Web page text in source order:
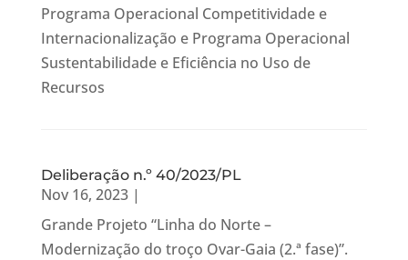
Programa Operacional Competitividade e
Internacionalização e Programa Operacional
Sustentabilidade e Eficiência no Uso de
Recursos
Deliberação n.º 40/2023/PL
Nov 16, 2023|
Grande Projeto “Linha do Norte –
Modernização do troço Ovar-Gaia (2.ª fase)”.